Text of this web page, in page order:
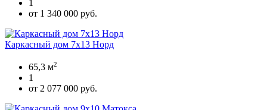
1
от 1 340 000 руб.
Каркасный дом 7х13 Норд
65,3 м2
1
от 2 077 000 руб.